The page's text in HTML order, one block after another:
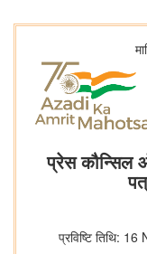
प्रेस कौन्सिल
प्रविष्टि तिथि: